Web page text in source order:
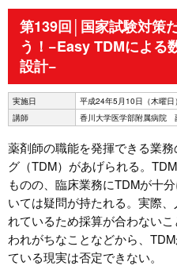
第139回│国家試験対策
う！−Easy TDMによる
設計−
実施日
平成24年5月10日（木曜
講師
香川大学医学部附属病院
薬剤師の職能を発揮できる業
グ（TDM）があげられる。
ものの、臨床業務にTDMが十
いては疑問が持たれる。実際
れているため採算が合わない
われがちなことなどから、
ている現実は否定できない。